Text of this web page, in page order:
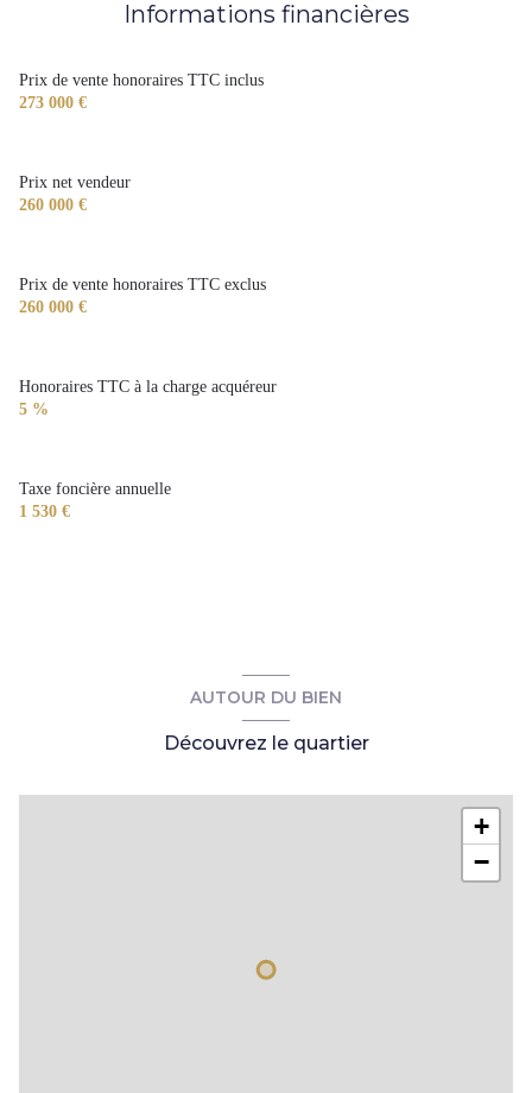
Informations financières
Prix de vente honoraires TTC inclus
273 000 €
Prix net vendeur
260 000 €
Prix de vente honoraires TTC exclus
260 000 €
Honoraires TTC à la charge acquéreur
5 %
Taxe foncière annuelle
1 530 €
AUTOUR DU BIEN
Découvrez le quartier
+
−